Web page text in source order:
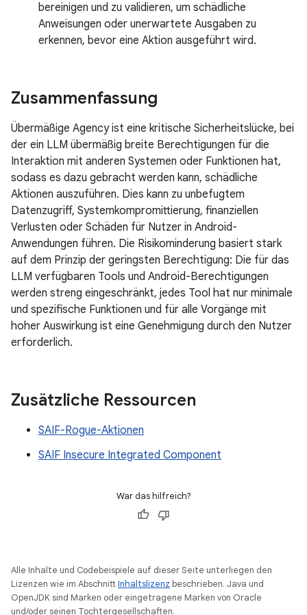
bereinigen und zu validieren, um schädliche
Anweisungen oder unerwartete Ausgaben zu
erkennen, bevor eine Aktion ausgeführt wird.
Zusammenfassung
Übermäßige Agency ist eine kritische Sicherheitslücke, bei
der ein LLM übermäßig breite Berechtigungen für die
Interaktion mit anderen Systemen oder Funktionen hat,
sodass es dazu gebracht werden kann, schädliche
Aktionen auszuführen. Dies kann zu unbefugtem
Datenzugriff, Systemkompromittierung, finanziellen
Verlusten oder Schäden für Nutzer in Android-
Anwendungen führen. Die Risikominderung basiert stark
auf dem Prinzip der geringsten Berechtigung: Die für das
LLM verfügbaren Tools und Android-Berechtigungen
werden streng eingeschränkt, jedes Tool hat nur minimale
und spezifische Funktionen und für alle Vorgänge mit
hoher Auswirkung ist eine Genehmigung durch den Nutzer
erforderlich.
Zusätzliche Ressourcen
SAIF-Rogue-Aktionen
SAIF Insecure Integrated Component
War das hilfreich?
Alle Inhalte und Codebeispiele auf dieser Seite unterliegen den
Lizenzen wie im AbschnittInhaltslizenz beschrieben. Java und
OpenJDK sind Marken oder eingetragene Marken von Oracle
und/oder seinen Tochtergesellschaften.